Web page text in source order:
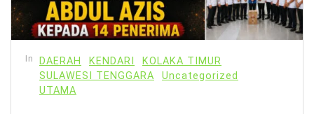
In DAERAH KENDARI
KOLAKA TIMUR
SULAWESI TENGGARA
Uncategorized
UTAMA